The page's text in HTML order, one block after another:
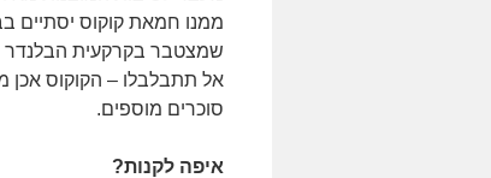
ממנו חמאת קוקוס יסתיים
שמצטבר בקרקעית הבלנדר
אל תתבלבלו – הקוקוס אכן
סוכרים מוספים.
איפה לקנות?